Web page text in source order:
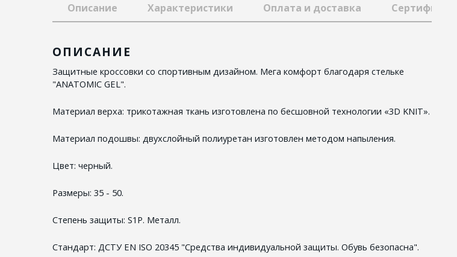
Описание Характеристики Оплата и доставка Сертификаты
ОПИСАНИЕ
Защитные кроссовки со спортивным дизайном. Мега комфорт благодаря стельке
"ANATOMIC GEL".
Материал верха: трикотажная ткань изготовлена ​​по бесшовной технологии «3D KNIT».
Материал подошвы: двухслойный полиуретан изготовлен методом напыления.
Цвет: черный.
Размеры: 35 - 50.
Степень защиты: S1P. Металл.
Стандарт: ДСТУ EN ISO 20345 "Средства индивидуальной защиты. Обувь безопасна".